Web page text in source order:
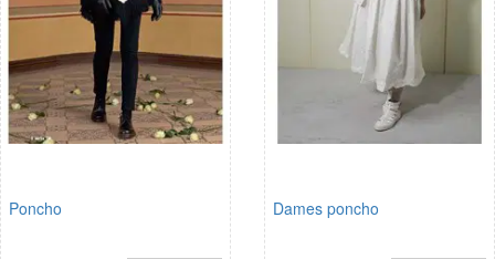
Poncho Dames poncho